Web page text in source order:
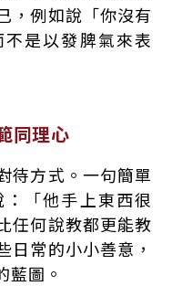
，例如說「你沒有
是以發脾氣來表
同理心
待方式。一句簡單
「他手上東西很
任何說教都更能教
日常的小小善意，
藍圖。